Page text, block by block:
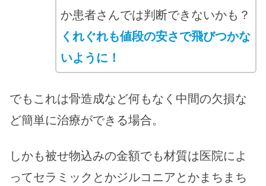
か患者さんでは判断できないかも？
くれぐれも値段の安さで飛びつかな
いように！
でもこれは骨造成など何もなく中間の欠損な
ど簡単に治療ができる場合。
しかも被せ物込みの金額でも材質は医院によ
ってセラミックとかジルコニアとかまちまち